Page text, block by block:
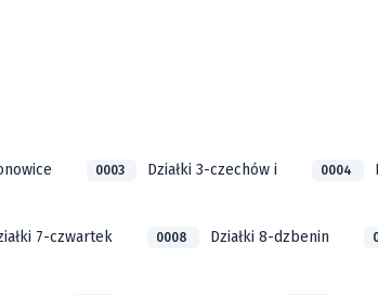
0003 Działki 3-czechów i 0004
7-czwartek 0008 Działki 8-dzbenin